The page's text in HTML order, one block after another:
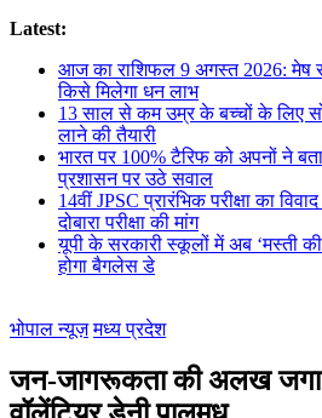
Latest:
आज का राशिफल 9 अगस्त 2026: मेष
किसे मिलेगा धन लाभ
13 साल से कम उम्र के बच्चों के लिए
लाने की तैयारी
भारत पर 100% टैरिफ को अपनों ने
प्रशासन पर उठे सवाल
14वीं JPSC प्रारंभिक परीक्षा का
दोबारा परीक्षा की मांग
यूपी के सरकारी स्कूलों में अब ‘मस्ती
होगा बैगलेस डे
भोपाल न्यूज़ मध्य प्रदेश
जन-जागरूकता की अलख जगा